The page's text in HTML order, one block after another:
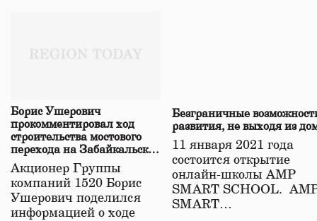
Борис Ушерович
прокомментировал ход
строительства мостового
перехода на Забайкальской
железной дороге
Акционер Группы
компаний 1520 Борис
Ушерович поделился
информацией о ходе
Безграничные
развития, не выходя из
11 января 2021 года
состоится открытие
онлайн-школы АМР
SMART SCHOOL.
SMART…